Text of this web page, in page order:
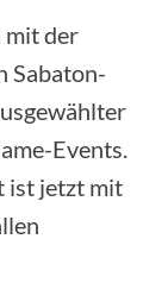
mit der
Sabaton-
Events.
ist jetzt mit